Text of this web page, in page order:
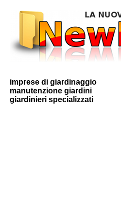
imprese di giardinaggio
manutenzione giardini
giardinieri specializzati